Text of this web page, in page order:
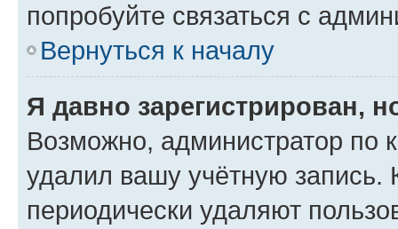
попробуйте связаться с
Вернуться к началу
Я давно зарегистрирован,
Возможно, администратор по
удалил вашу учётную запись.
периодически удаляют